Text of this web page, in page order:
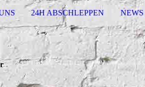
24H ABSCHLEPPEN NEWS